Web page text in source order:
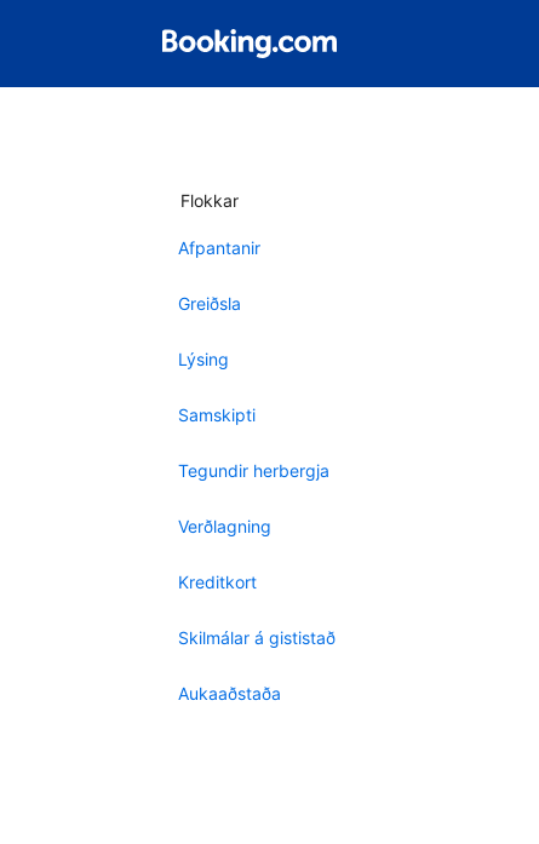
Flokkar
Afpantanir
Greiðsla
Lýsing
Samskipti
Tegundir herbergja
Verðlagning
Kreditkort
Skilmálar á gististað
Aukaaðstaða